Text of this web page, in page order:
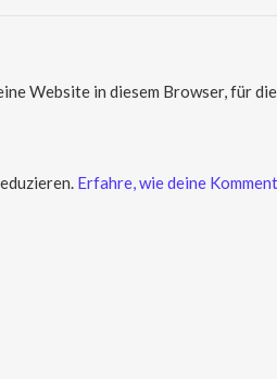
Website in diesem Browser, für
Erfahre, wie deine